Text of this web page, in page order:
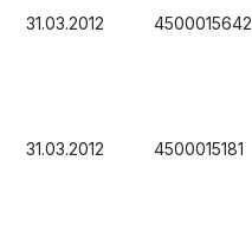
31.03.2012 4500015642
31.03.2012 4500015181